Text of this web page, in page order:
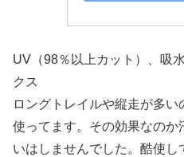
UV（98％以上カット）、吸
クス
ロングトレイルや縦走が多
使ってます。その効果なの
いはしませんでした。酷使し